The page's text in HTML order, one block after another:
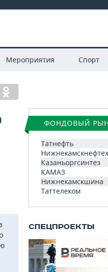
Мероприятия Спорт
ФОНДОВЫЙ
Татнефть
Казаньоргсинтез
КАМАЗ
Нижнекамскшина
Таттелеком